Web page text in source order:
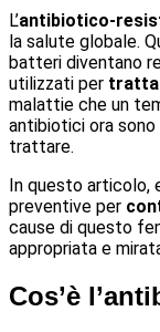
L’antibiotico-
la salute globale.
batteri diventano
utilizzati per
malattie che un
antibiotici ora
trattare.
In questo articolo,
preventive per
cause di questo
appropriata e
Cos’è